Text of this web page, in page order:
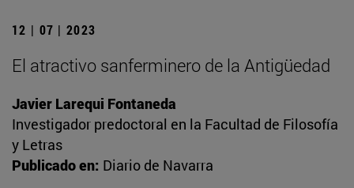
12 | 07 | 2023
El atractivo sanferminero de la Antigüedad
Javier Larequi Fontaneda
Investigador predoctoral en la Facultad de Filosofía
y Letras
Publicado en: Diario de Navarra